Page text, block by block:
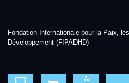
Fondation Internationale pour la Paix,
Développement (FIPADHD)